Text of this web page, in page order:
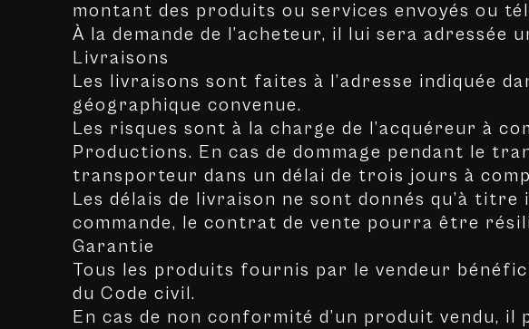
montant des produits ou services envoyés ou
À la demande de l’acheteur, il lui sera
Livraisons
Les livraisons sont faites à l’adresse indiquée
géographique convenue.
Les risques sont à la charge de l’acquéreur à
Productions. En cas de dommage pendant le
transporteur dans un délai de trois jours à
Les délais de livraison ne sont donnés qu’à
commande, le contrat de vente pourra être
Garantie
Tous les produits fournis par le vendeur
du Code civil.
En cas de non conformité d’un produit vendu,